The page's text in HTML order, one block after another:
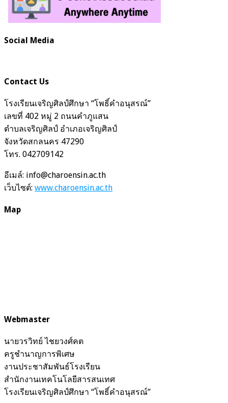
Social Media
Contact Us
โรงเรียนเจริญศิลป์ศึกษา “โพธิ์คำอนุสรณ์”
เลขที่ 402 หมู่ 2 ถนนคำภูแสน
ตำบลเจริญศิลป์ อำเภอเจริญศิลป์
จังหวัดสกลนคร 47290
โทร. 042709142
อีเมล์: info@charoensin.ac.th
เว็บไซต์: www.charoensin.ac.th
Map
Webmaster
นายวรวิทย์ ไชยวงศ์คต
ครูชำนาญการพิเศษ
งานประชาสัมพันธ์โรงเรียน
สำนักงานเทคโนโลยีสารสนเทศ
โรงเรียนเจริญศิลป์ศึกษา “โพธิ์คำอนุสรณ์”